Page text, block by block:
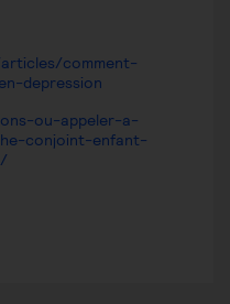
comment-
depression
ou-appeler-a-
conjoint-enfant-